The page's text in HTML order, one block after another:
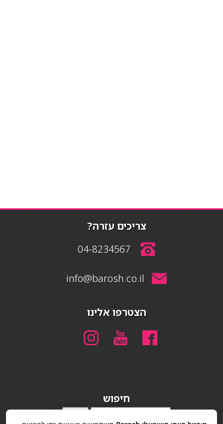
צריכים עזרה?
04-8234567
info@barosh.co.il
הצטרפו אלינו
חיפוש